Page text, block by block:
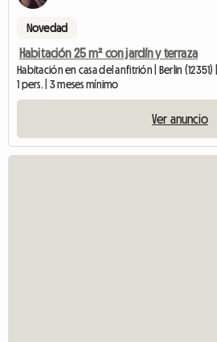
Novedad
Habitación 25 m² con jardín y terraza
Habitación en casa del anfitrión | Berlin (12351)
1 pers. | 3 meses mínimo
Ver anuncio